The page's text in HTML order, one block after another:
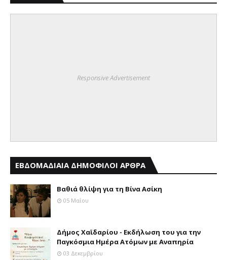
Responsive Advertisement
ΕΒΔΟΜΑΔΙΑΙΑ ΔΗΜΟΦΙΛΟΙ ΑΡΘΡΑ
Βαθιά θλίψη για τη Βίνα Ασίκη
05 Μαΐου
Δήμος Χαϊδαρίου - Εκδήλωση του για την
Παγκόσμια Ημέρα Ατόμων με Αναπηρία
03 Δεκεμβρίου